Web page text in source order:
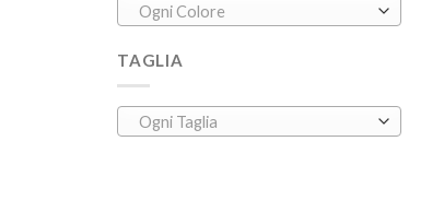
Ogni Colore
TAGLIA
Ogni Taglia